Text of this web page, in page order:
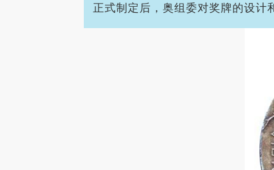
正式制定后，奥组委对奖牌的设计